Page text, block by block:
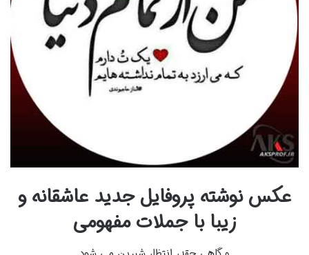
عکس نوشته پروفایل جدید عاشقانه و
زیبا با جملات مفهومی